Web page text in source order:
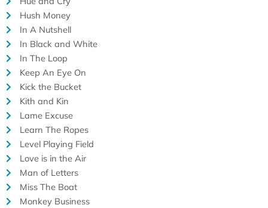
Hush Money
In A Nutshell
In Black and White
In The Loop
Keep An Eye On
Kick the Bucket
Kith and Kin
Lame Excuse
Learn The Ropes
Level Playing Field
Love is in the Air
Man of Letters
Miss The Boat
Monkey Business